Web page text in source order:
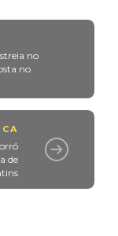
no
no
de